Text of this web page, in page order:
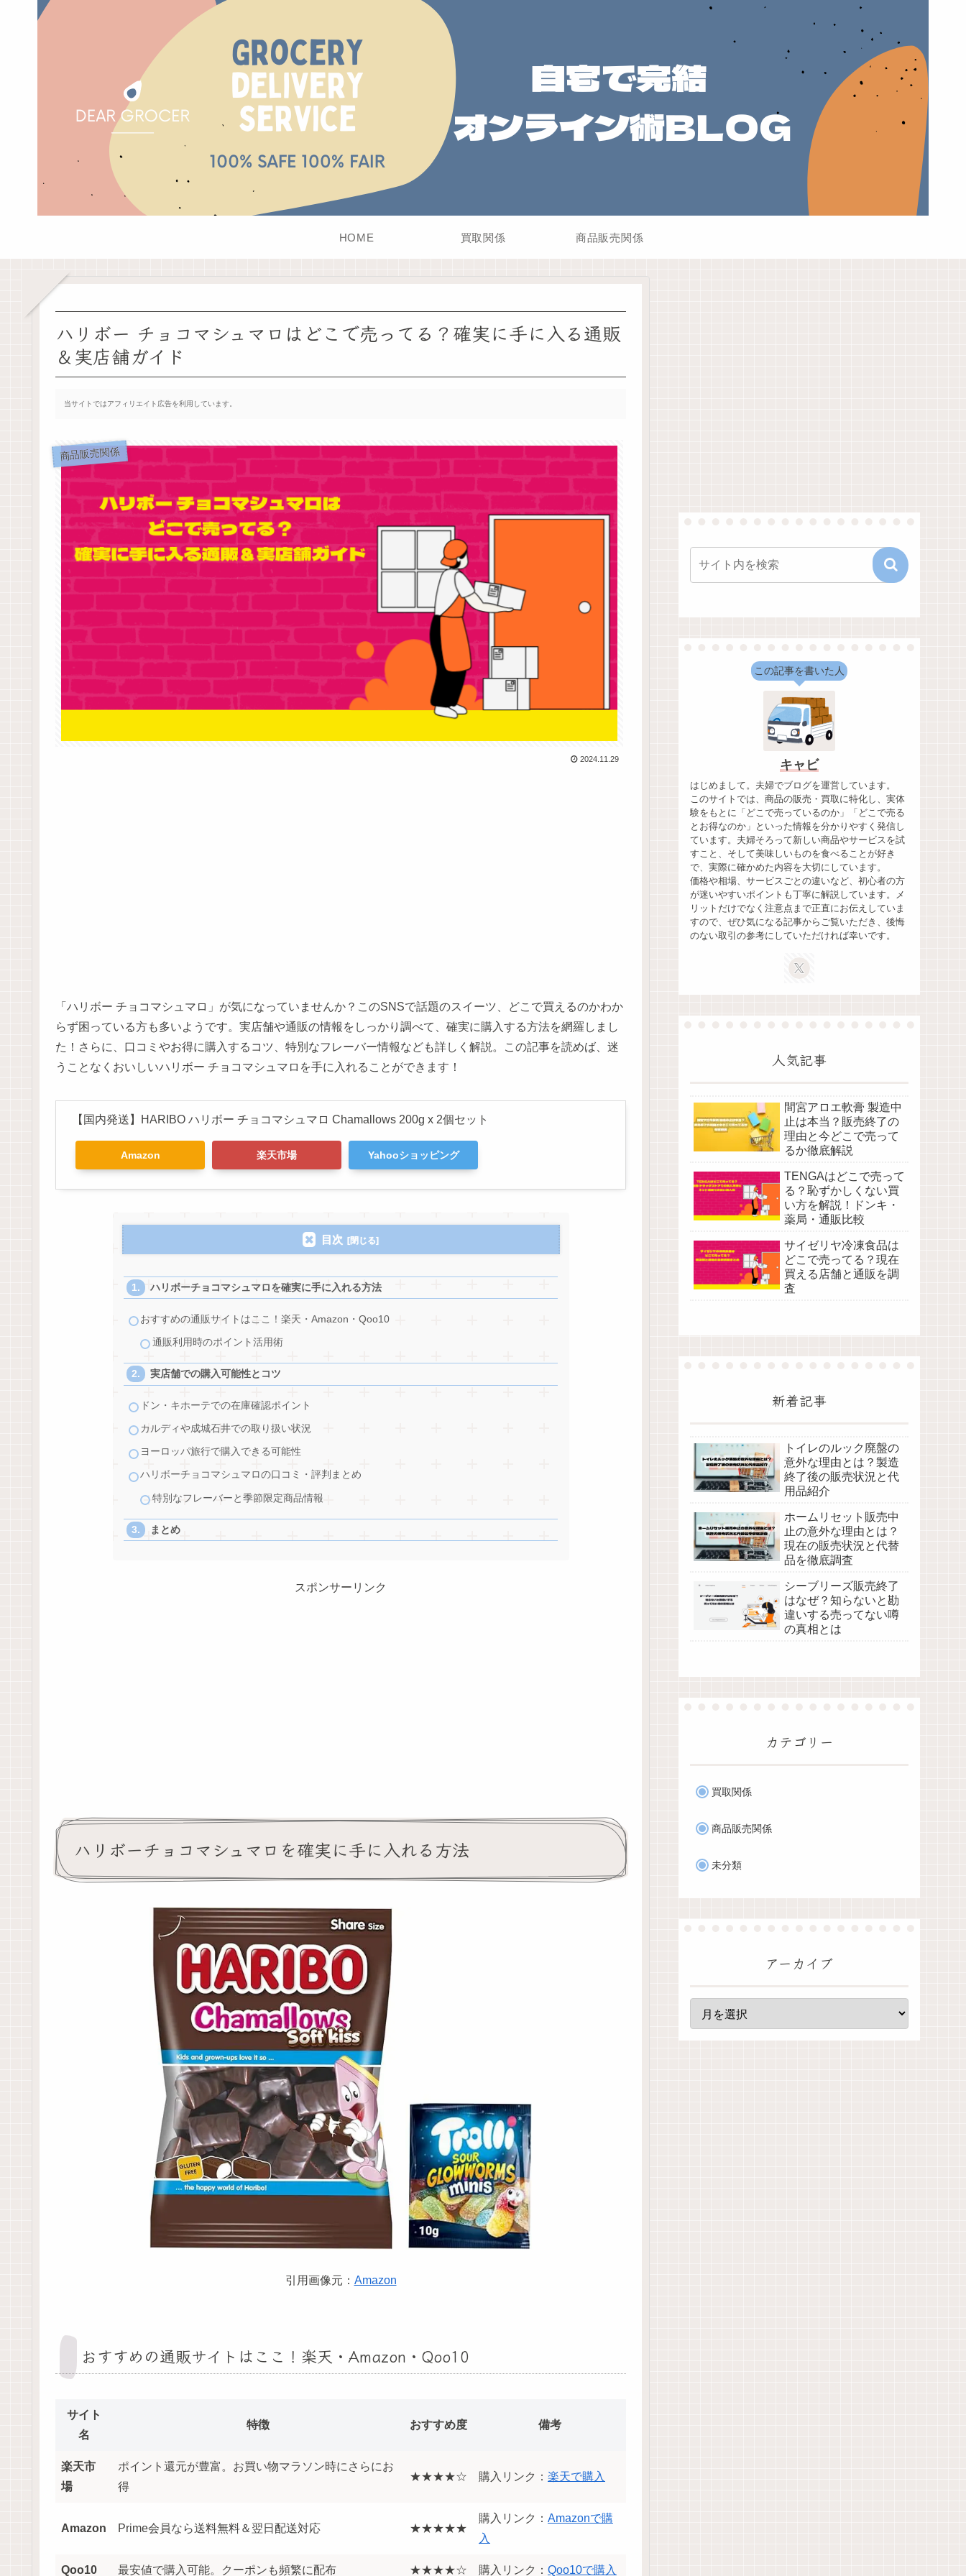
HOME 買取関係 商品販売関係
ハリボー チョコマシュマロはどこで売ってる？確実に手に入る通販
＆実店舗ガイド
当サイトではアフィリエイト広告を利用しています。
商品販売関係
2024.11.29
「ハリボー チョコマシュマロ」が気になっていませんか？このSNSで話題のスイーツ、どこで買えるのかわか
らず困っている方も多いようです。実店舗や通販の情報をしっかり調べて、確実に購入する方法を網羅しまし
た！さらに、口コミやお得に購入するコツ、特別なフレーバー情報なども詳しく解説。この記事を読めば、迷
うことなくおいしいハリボー チョコマシュマロを手に入れることができます！
【国内発送】HARIBO ハリボー チョコマシュマロ Chamallows 200g x 2個セット
Amazon 楽天市場 Yahooショッピング
目次
ハリボーチョコマシュマロを確実に手に入れる方法
おすすめの通販サイトはここ！楽天・Amazon・Qoo10
通販利用時のポイント活用術
実店舗での購入可能性とコツ
ドン・キホーテでの在庫確認ポイント
カルディや成城石井での取り扱い状況
ヨーロッパ旅行で購入できる可能性
ハリボーチョコマシュマロの口コミ・評判まとめ
特別なフレーバーと季節限定商品情報
まとめ
スポンサーリンク
ハリボーチョコマシュマロを確実に手に入れる方法
引用画像元： Amazon
おすすめの通販サイトはここ！楽天・Amazon・Qoo10
サイト
名
特徴 おすすめ度 備考
楽天市
場
ポイント還元が豊富。お買い物マラソン時にさらにお
得
★★★★☆ 購入リンク： 楽天で購入
Amazon Prime会員なら送料無料＆翌日配送対応 ★★★★★
購入リンク： Amazonで購
入
Qoo10 最安値で購入可能。クーポンも頻繁に配布 ★★★★☆ 購入リンク： Qoo10で購入
この記事を書いた人
キャビ
はじめまして。夫婦でブログを運営しています。
このサイトでは、商品の販売・買取に特化し、実体
験をもとに「どこで売っているのか」「どこで売る
とお得なのか」といった情報を分かりやすく発信し
ています。夫婦そろって新しい商品やサービスを試
すこと、そして美味しいものを食べることが好き
で、実際に確かめた内容を大切にしています。
価格や相場、サービスごとの違いなど、初心者の方
が迷いやすいポイントも丁寧に解説しています。メ
リットだけでなく注意点まで正直にお伝えしていま
すので、ぜひ気になる記事からご覧いただき、後悔
のない取引の参考にしていただければ幸いです。
人気記事
間宮アロエ軟膏 製造中
止は本当？販売終了の
理由と今どこで売って
るか徹底解説
TENGAはどこで売って
る？恥ずかしくない買
い方を解説！ドンキ・
薬局・通販比較
サイゼリヤ冷凍食品は
どこで売ってる？現在
買える店舗と通販を調
査
新着記事
トイレのルック廃盤の
意外な理由とは？製造
終了後の販売状況と代
用品紹介
ホームリセット販売中
止の意外な理由とは？
現在の販売状況と代替
品を徹底調査
シーブリーズ販売終了
はなぜ？知らないと勘
違いする売ってない噂
の真相とは
カテゴリー
買取関係
商品販売関係
未分類
アーカイブ